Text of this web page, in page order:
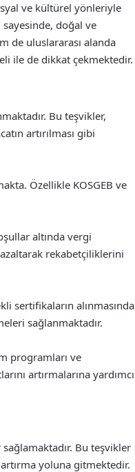
ve kültürel yönleriyle
doğal ve
de uluslararası alanda
ile de dikkat çekmektedir.
Bu teşvikler,
artırılması gibi
Özellikle KOSGEB ve
altında vergi
rekabetçiliklerini
sertifikaların alınmasında
sağlanmaktadır.
programları ve
artırmalarına yardımcı
Bu teşvikler
yoluna gitmektedir.